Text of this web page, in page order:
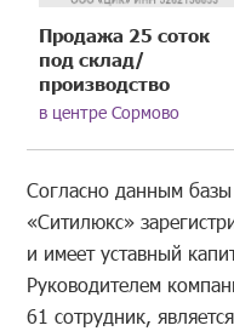
Продажа 25 соток
под склад/
производство
в центре Сормово
Согласно данным
«Ситилюкс»
и имеет уставный
Руководителем
61 сотрудник,